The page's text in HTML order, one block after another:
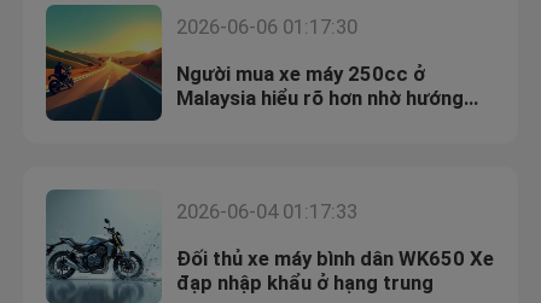
2026-06-06 01:17:30
Người mua xe máy 250cc ở
Malaysia hiểu rõ hơn nhờ hướng
2026-06-04 01:17:33
Đối thủ xe máy bình dân WK650 Xe
đạp nhập khẩu ở hạng trung